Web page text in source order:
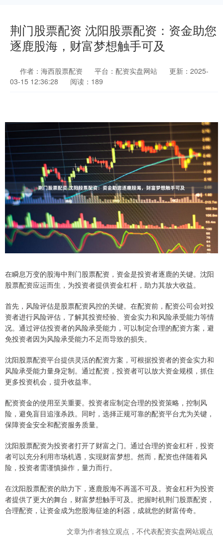
荆门股票配资 沈阳股票配资：资金助您
逐鹿股海，财富梦想触手可及
作者：海西股票配资 平台：配资实盘网站
更新：2025-
03-15 12:36:28
阅读：189
在瞬息万变的股海中荆门股票配资，资金是投资者逐鹿的关键。沈阳
股票配资应运而生，为投资者提供资金杠杆，助力其放大收益。
首先，风险评估是股票配资风控的关键。在配资前，配资公司会对投
资者进行风险评估，了解其投资经验、资金实力和风险承受能力等情
况。通过评估投资者的风险承受能力，可以制定合理的配资方案，避
免投资者因为风险承受能力不足而导致的损失。
沈阳股票配资平台提供灵活的配资方案，可根据投资者的资金实力和
风险承受能力量身定制。通过配资，投资者可以放大资金规模，抓住
更多投资机会，提升收益率。
配资资金的使用至关重要。投资者应制定合理的投资策略，控制风
险，避免盲目追涨杀跌。同时，选择正规可靠的配资平台尤为关键，
保障资金安全和配资服务质量。
沈阳股票配资为投资者打开了财富之门。通过合理的资金杠杆，投资
者可以充分利用市场机遇，实现财富梦想。然而，配资也伴随着风
险，投资者需谨慎操作，量力而行。
在沈阳股票配资的助力下，逐鹿股海不再遥不可及。资金杠杆为投资
者提供了更大的舞台，财富梦想触手可及。把握时机荆门股票配资，
合理配资，让资金成为您股海征途的利器，成就您的财富传奇。
文章为作者独立观点，不代表配资实盘网站观点